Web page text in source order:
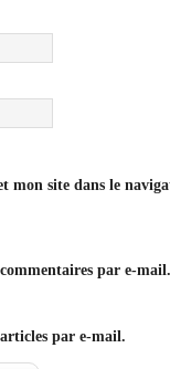
mon site dans le
par e-mail.
par e-mail.